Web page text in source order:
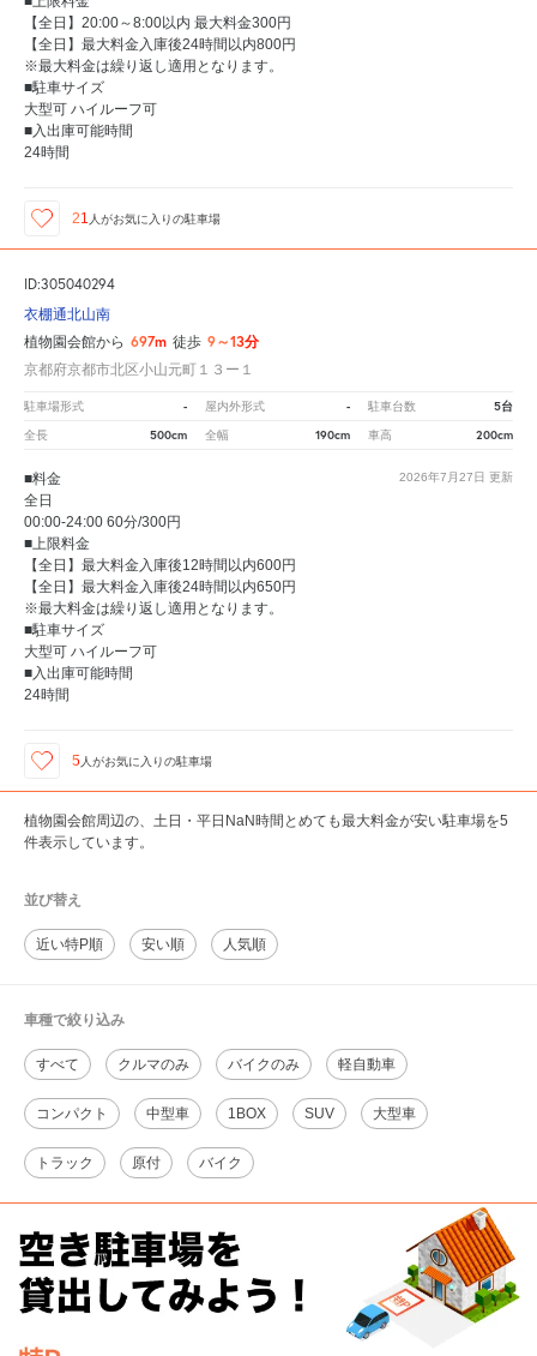
【全日】20:00～8:00以内 最大料金300円
【全日】最大料金入庫後24時間以内800円
※最大料金は繰り返し適用となります。
■駐車サイズ
大型可 ハイルーフ可
■入出庫可能時間
24時間
21 人がお気に入りの駐車場
ID:305040294
衣棚通北山南
植物園会館から 697m 徒歩 9～13分
京都府京都市北区小山元町１３ー１
駐車場形式 - 屋内外形式 - 駐車台数 5台
全長 500cm 全幅 190cm 車高 200cm
2026年7月27日 更新
■料金
全日
00:00-24:00 60分/300円
■上限料金
【全日】最大料金入庫後12時間以内600円
【全日】最大料金入庫後24時間以内650円
※最大料金は繰り返し適用となります。
■駐車サイズ
大型可 ハイルーフ可
■入出庫可能時間
24時間
5 人がお気に入りの駐車場
植物園会館周辺の、土日・平日NaN時間とめても最大料金が安い駐車場を5
件表示しています。
並び替え
近い特P順 安い順 人気順
車種で絞り込み
すべて クルマのみ バイクのみ 軽自動車
コンパクト 中型車 1BOX SUV 大型車
トラック 原付 バイク